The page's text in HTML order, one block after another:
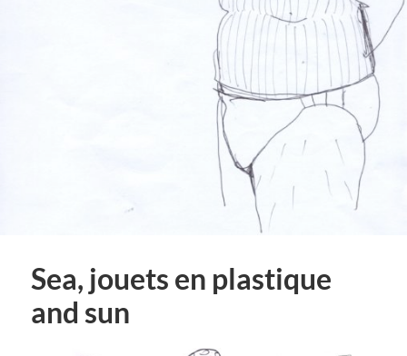
Sea, jouets en plastique
and sun